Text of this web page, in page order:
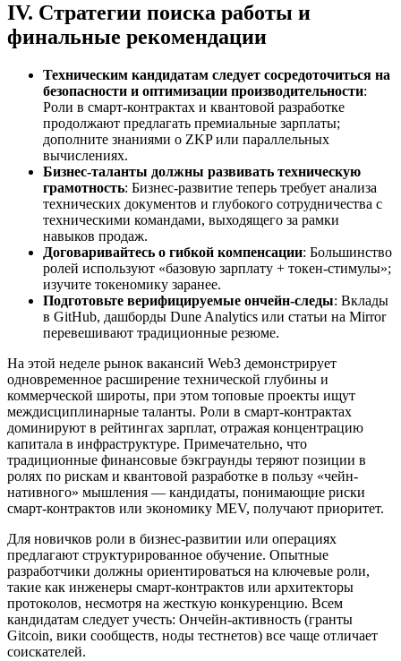
IV. Стратегии поиска работы и
финальные рекомендации
Техническим кандидатам следует сосредоточиться на
безопасности и оптимизации производительности:
Роли в смарт-контрактах и квантовой разработке
продолжают предлагать премиальные зарплаты;
дополните знаниями о ZKP или параллельных
вычислениях.
Бизнес-таланты должны развивать техническую
грамотность: Бизнес-развитие теперь требует анализа
технических документов и глубокого сотрудничества с
техническими командами, выходящего за рамки
навыков продаж.
Договаривайтесь о гибкой компенсации: Большинство
ролей используют «базовую зарплату + токен-стимулы»;
изучите токеномику заранее.
Подготовьте верифицируемые ончейн-следы: Вклады
в GitHub, дашборды Dune Analytics или статьи на Mirror
перевешивают традиционные резюме.
На этой неделе рынок вакансий Web3 демонстрирует
одновременное расширение технической глубины и
коммерческой широты, при этом топовые проекты ищут
междисциплинарные таланты. Роли в смарт-контрактах
доминируют в рейтингах зарплат, отражая концентрацию
капитала в инфраструктуре. Примечательно, что
традиционные финансовые бэкграунды теряют позиции в
ролях по рискам и квантовой разработке в пользу «чейн-
нативного» мышления — кандидаты, понимающие риски
смарт-контрактов или экономику MEV, получают приоритет.
Для новичков роли в бизнес-развитии или операциях
предлагают структурированное обучение. Опытные
разработчики должны ориентироваться на ключевые роли,
такие как инженеры смарт-контрактов или архитекторы
протоколов, несмотря на жесткую конкуренцию. Всем
кандидатам следует учесть: Ончейн-активность (гранты
Gitcoin, вики сообществ, ноды тестнетов) все чаще отличает
соискателей.